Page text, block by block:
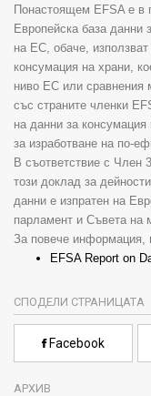
Понастоящем EFSA е в
Европейска база данни
на ЕС, обаче,
консумация на храни,
ниво ЕС или сравнения
със страните членки
на данни за
за изработване на по-
В съответствие с Член
този доклад за
данни е изпратен на
парламент и Съвета на
За повече информация,
EFSA Report on
СПОДЕЛИ СТРАНИЦАТА
Facebook
АРХИВ